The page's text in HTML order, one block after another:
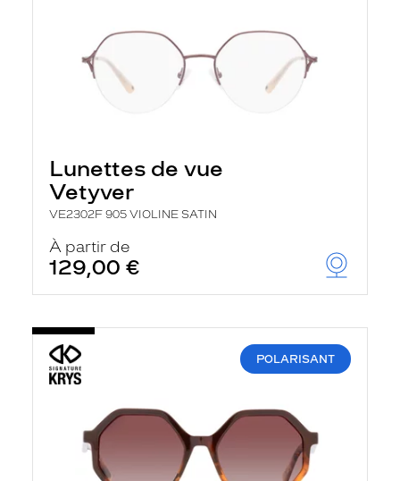
Lunettes de vue
Vetyver
VE2302F 905 VIOLINE SATIN
À partir de
129,00 €
POLARISANT